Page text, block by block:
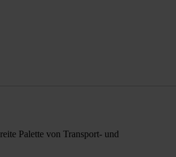
Palette von Transport- und